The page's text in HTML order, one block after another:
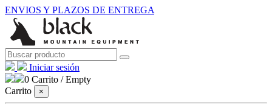
ENVIOS Y PLAZOS DE ENTREGA
Iniciar sesión
0 Carrito /Empty
Carrito
×